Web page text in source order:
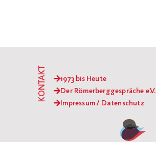
1973 bis Heute
Der Römerberggespräche e.V.
Impressum / Datenschutz
KONTAKT